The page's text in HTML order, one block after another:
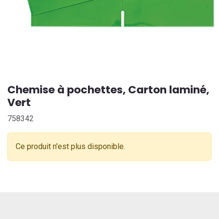
Chemise à pochettes, Carton laminé,
Vert
758342
Ce produit n'est plus disponible.